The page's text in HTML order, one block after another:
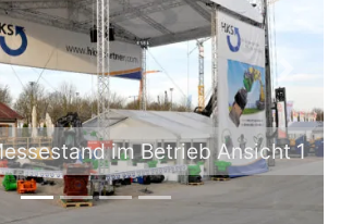
im Betrieb Ansicht 1
N
e
x
t